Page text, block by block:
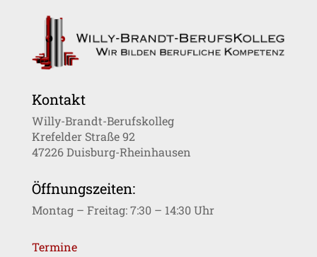
Kontakt
Willy-Brandt-Berufskolleg
Krefelder Straße 92
47226 Duisburg-Rheinhausen
Öffnungszeiten:
Montag – Freitag: 7:30 – 14:30 Uhr
Termine